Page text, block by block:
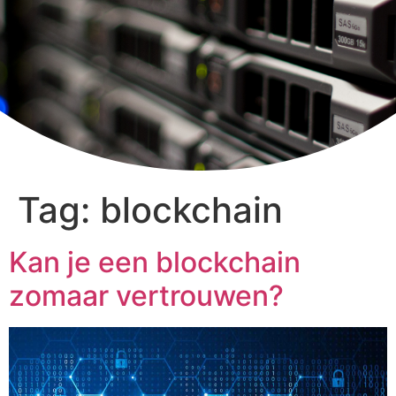
Tag: blockchain
Kan je een blockchain
zomaar vertrouwen?